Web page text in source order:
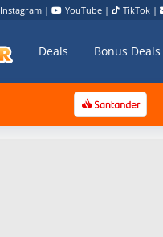
Instagram | YouTube | TikTok |
Deals Bonus Deals